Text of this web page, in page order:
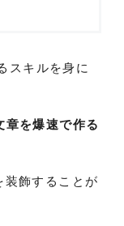
スキルを身に
章を爆速で作る
装飾することが